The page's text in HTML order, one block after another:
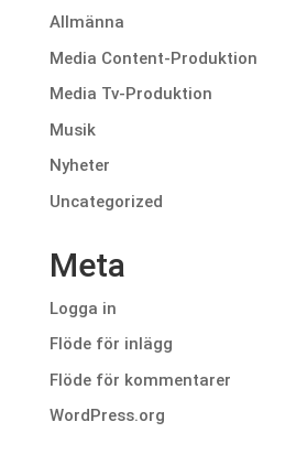
Allmänna
Media Content-Produktion
Media Tv-Produktion
Musik
Nyheter
Uncategorized
Meta
Logga in
Flöde för inlägg
Flöde för kommentarer
WordPress.org